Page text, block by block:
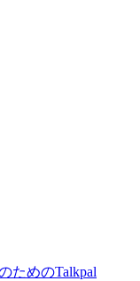
ためのTalkpal